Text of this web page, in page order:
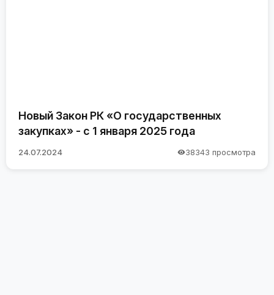
Новый Закон РК «О государственных
закупках» - с 1 января 2025 года
24.07.2024 38343 просмотра